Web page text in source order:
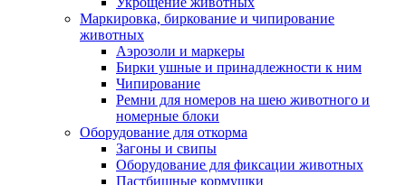
Маркировка, биркование и чипирование
животных
Аэрозоли и маркеры
Бирки ушные и принадлежности к ним
Чипирование
Ремни для номеров на шею животного и
номерные блоки
Оборудование для откорма
Загоны и свипы
Оборудование для фиксации животных
Пастбищные кормушки